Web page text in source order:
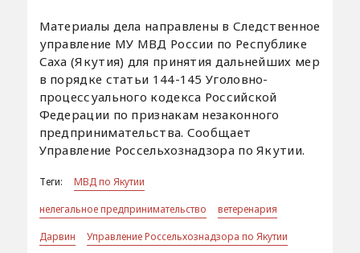
Материалы дела​ направлены в Следственное
управление​ МУ МВД​ России​ по Республике
Саха (Якутия)​ для принятия​ дальнейших мер​
в​ порядке статьи​ 144-145 Уголовно-
процессуального кодекса Российской
Федерации по признакам незаконного
предпринимательства. Сообщает
Управление Россельхознадзора по Якутии.
Теги:
МВД по Якутии
нелегальное предпринимательство
ветеренария
Дарвин
Управление Россельхознадзора по Якутии